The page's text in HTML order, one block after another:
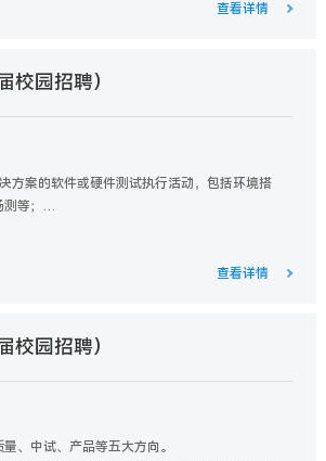
查看详情
校园招聘）
方案的软件或硬件测试执行活动，包括环境搭
等；
对测试结果负责。
查看详情
校园招聘）
、中试、产品等五大方向。